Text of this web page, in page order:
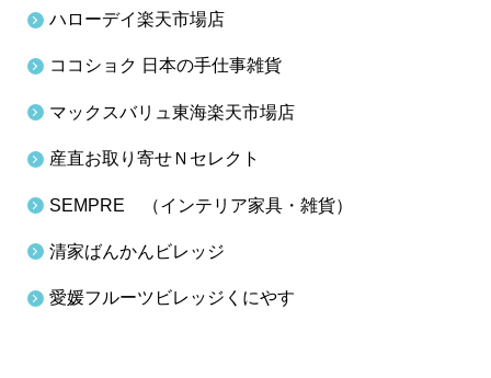
ハローデイ楽天市場店
ココショク 日本の手仕事雑貨
マックスバリュ東海楽天市場店
産直お取り寄せＮセレクト
SEMPRE （インテリア家具・雑貨）
清家ばんかんビレッジ
愛媛フルーツビレッジくにやす